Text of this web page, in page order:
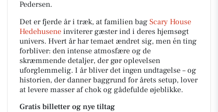
Pedersen.
Det er fjerde år i træk, at familien bag Scary House
Hedehusene inviterer gæster ind i deres hjemsøgt
univers. Hvert år har temaet ændret sig, men én ting
forbliver: den intense atmosfære og de
skræmmende detaljer, der gør oplevelsen
uforglemmelig. I år bliver det ingen undtagelse – og
historien, der danner baggrund for årets setup, lover
at levere masser af chok og gådefulde øjeblikke.
Gratis billetter og nye tiltag